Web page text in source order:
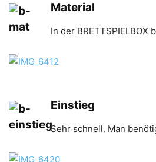
Material
In der
Einstieg
Sehr schnell. Man